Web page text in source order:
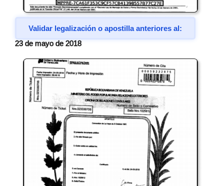
Validar legalización o apostilla anteriores al:
23 de mayo de 2018